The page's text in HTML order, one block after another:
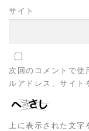
サイト
次回のコメントで使
ルアドレス、サイト
上に表示された文字